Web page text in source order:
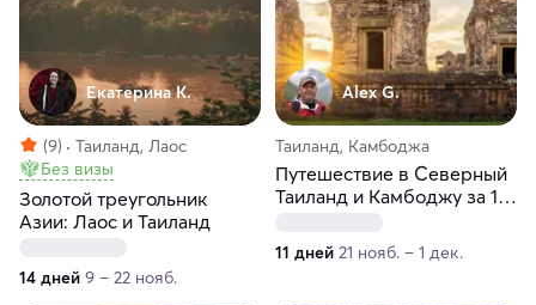
Екатерина К.
(9)
Таиланд, Лаос
Без визы
Золотой треугольник
Азии: Лаос и Таиланд
14 дней 9 – 22 нояб.
Alex G.
Таиланд, Камбоджа
Путешествие в Северный
Таиланд и Камбоджу за 11
11 дней 21 нояб. – 1 дек.